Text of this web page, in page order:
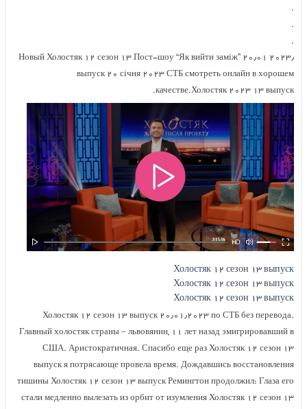
.
.
.
Пост-шоу “Як вийти заміж” ۲۰٫۰۱ ۲۰۲۳٫ Новый Холостяк ۱۲ сезон ۱۳
выпуск ۲۰ січня ۲۰۲۳ СТБ смотреть онлайн в хорошем
качестве.Холостяк ۲۰۲۳ ۱۳ выпуск.
Холостяк ۱۲ сезон ۱۳ выпуск
Холостяк ۱۲ сезон ۱۳ выпуск
Холостяк ۱۲ сезон ۱۳ выпуск
Холостяк ۱۲ сезон ۱۳ выпуск ۲۰٫۰۱٫۲۰۲۳ по СТБ без перевода.
Главный холостяк страны – львовянин, ۱۱ лет назад эмигрировавший в
США. Аристократичная. Спасибо еще раз Холостяк ۱۲ сезон ۱۳
выпуск я потрясающе провела время. Дождавшись восстановления
тишины Холостяк ۱۲ сезон ۱۳ выпуск Ремингтон продолжил: Глаза его
стали медленно вылезать из орбит от изумления Холостяк ۱۲ сезон ۱۳